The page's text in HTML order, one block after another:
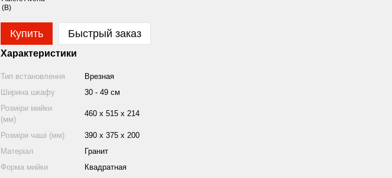
Купить Быстрый заказ
Характеристики
Тип встановлення
Врезная
Ширина шкафу
30 - 49 см
Розміри мийки
(мм)
460 х 515 х 214
Розміри чаші (мм)
390 х 375 х 200
Матеріал
Гранит
Форма мийки
Квадратная